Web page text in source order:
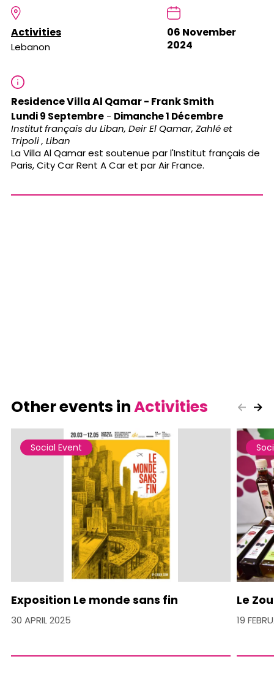
Activities
Lebanon
06 November
2024
Residence Villa Al Qamar - Frank Smith
Lundi 9 Septembre - Dimanche 1 Décembre
Institut français du Liban, Deir El Qamar, Zahlé et
Tripoli , Liban
La Villa Al Qamar est soutenue par l'Institut français de
Paris, City Car Rent A Car et par Air France.
Other events inActivities
Social Event
Exposition Le monde sans fin
30 APRIL 2025
Le
19